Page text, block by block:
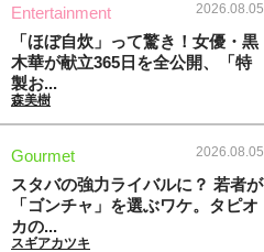
Entertainment 2026.08.05
「ほぼ自炊」って驚き！女優・黒
木華が献立365日を全公開、「特
製お...
森美樹
Gourmet 2026.08.05
スタバの強力ライバルに？ 若者が
「ゴンチャ」を選ぶワケ。タピオ
カの...
スギアカツキ